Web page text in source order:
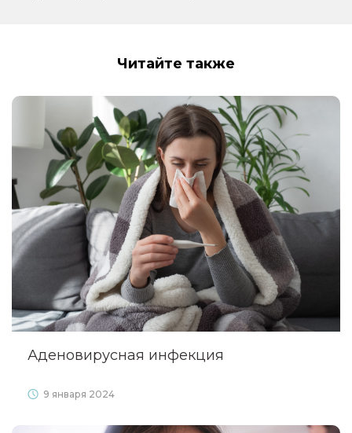
Читайте также
Аденовирусная инфекция
9 января 2024